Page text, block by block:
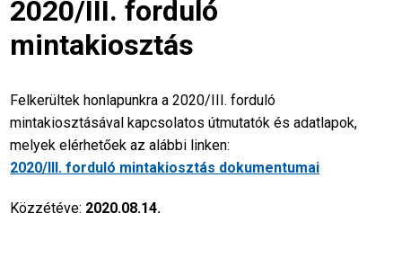
2020/III. forduló
mintakiosztás
Felkerültek honlapunkra a 2020/III. forduló
mintakiosztásával kapcsolatos útmutatók és adatlapok,
melyek elérhetőek az alábbi linken:
2020/III. forduló mintakiosztás dokumentumai
Közzétéve: 2020.08.14.